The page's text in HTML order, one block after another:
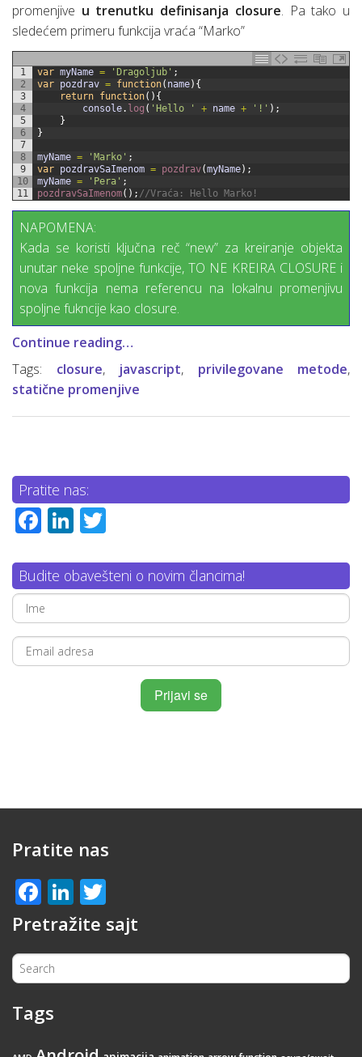
promenjive u trenutku definisanja closure. Pa tako u
sledećem primeru funkcija vraća “Marko”
1
2
3
4
5
6
7
8
9
10
11
var myName = 'Dragoljub' ;
var pozdrav = function( name) {
return function( ) {
console. log ( 'Hello ' + name + '!' ) ;
}
}
myName = 'Marko' ;
var pozdravSaImenom = pozdrav(myName) ;
myName = 'Pera' ;
pozdravSaImenom( ) ; //Vraća: Hello Marko!
NAPOMENA:
Kada se koristi ključna reč “new” za kreiranje objekta
unutar neke spoljne funkcije, TO NE KREIRA CLOSURE i
nova funkcija nema referencu na lokalnu promenjivu
spoljne fukncije kao closure.
Continue reading…
Tags: closure, javascript, privilegovane metode,
statične promenjive
Pratite nas:
Facebook
LinkedIn
Budite obavešteni o novim člancima!
Pratite nas
Facebook
LinkedIn
Pretražite sajt
Tags